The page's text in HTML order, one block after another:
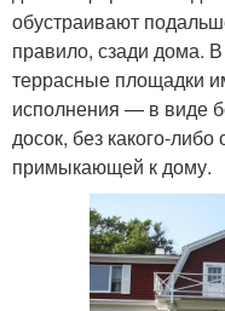
обустраивают
правило, сзади дома.
террасные площадки
исполнения — в виде
досок, без какого-
примыкающей к дому.